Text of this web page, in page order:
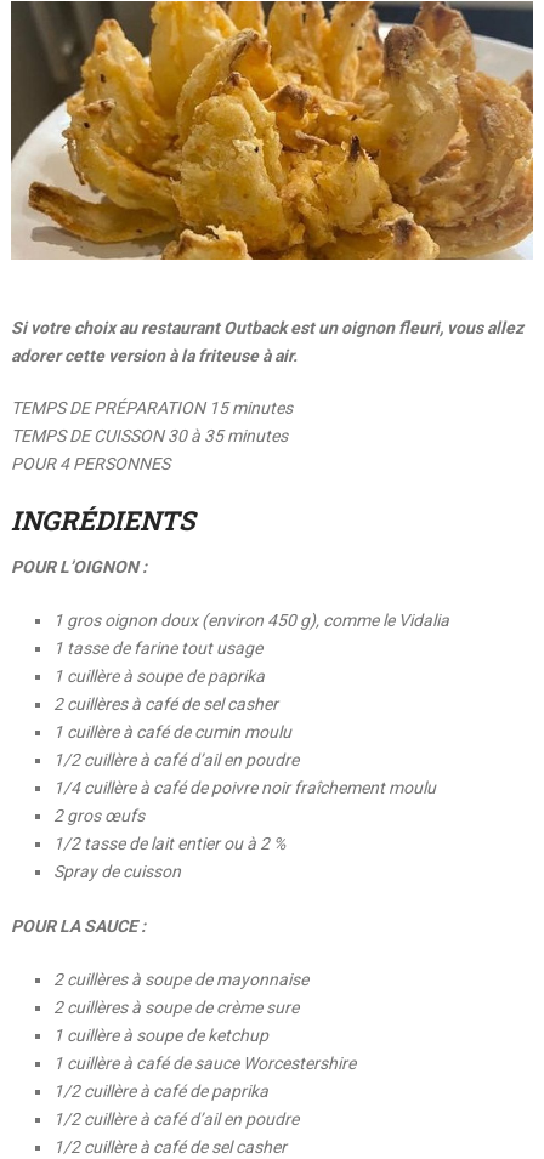
Si votre choix au restaurant Outback est un oignon fleuri, vous allez
adorer cette version à la friteuse à air.
TEMPS DE PRÉPARATION 15 minutes
TEMPS DE CUISSON 30 à 35 minutes
POUR 4 PERSONNES
INGRÉDIENTS
POUR L’OIGNON :
1 gros oignon doux (environ 450 g), comme le Vidalia
1 tasse de farine tout usage
1 cuillère à soupe de paprika
2 cuillères à café de sel casher
1 cuillère à café de cumin moulu
1/2 cuillère à café d’ail en poudre
1/4 cuillère à café de poivre noir fraîchement moulu
2 gros œufs
1/2 tasse de lait entier ou à 2 %
Spray de cuisson
POUR LA SAUCE :
2 cuillères à soupe de mayonnaise
2 cuillères à soupe de crème sure
1 cuillère à soupe de ketchup
1 cuillère à café de sauce Worcestershire
1/2 cuillère à café de paprika
1/2 cuillère à café d’ail en poudre
1/2 cuillère à café de sel casher